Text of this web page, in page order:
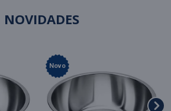
NOVIDADES
Novo